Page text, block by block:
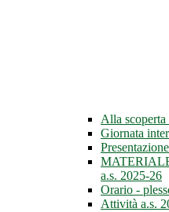
Alla
Giornata
a.s. 2025-26
Orario -
Attività a.s.